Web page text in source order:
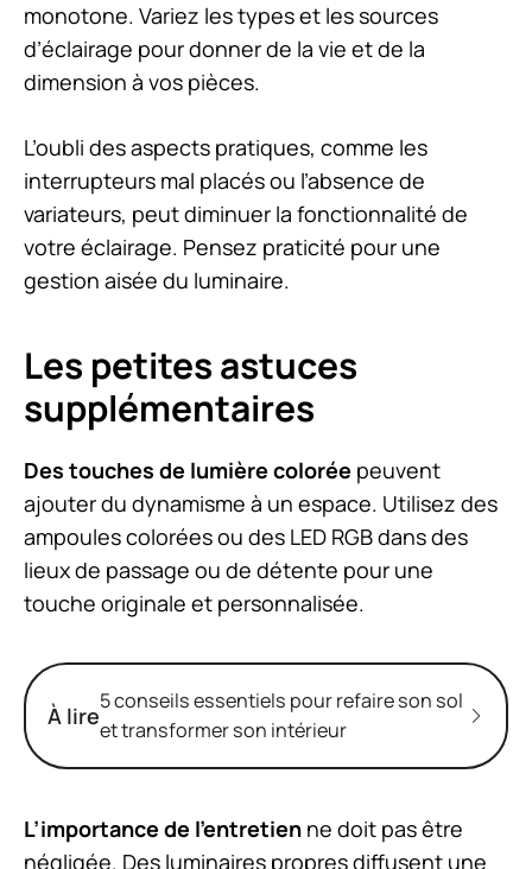
monotone. Variez les types et les sources
d’éclairage pour donner de la vie et de la
dimension à vos pièces.
L’oubli des aspects pratiques, comme les
interrupteurs mal placés ou l’absence de
variateurs, peut diminuer la fonctionnalité de
votre éclairage. Pensez praticité pour une
gestion aisée du luminaire.
Les petites astuces
supplémentaires
Des touches de lumière colorée peuvent
ajouter du dynamisme à un espace. Utilisez des
ampoules colorées ou des LED RGB dans des
lieux de passage ou de détente pour une
touche originale et personnalisée.
À lire
5 conseils essentiels pour refaire son sol
et transformer son intérieur
L’importance de l’entretien ne doit pas être
négligée. Des luminaires propres diffusent une